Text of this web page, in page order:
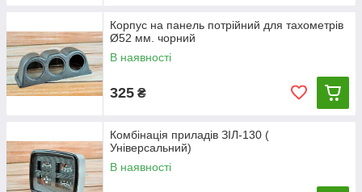
Корпус на панель потрійний для тахометрів
Ø52 мм. чорний
В наявності
325 ₴
Комбінація приладів ЗІЛ-130 (
Універсальний)
В наявності